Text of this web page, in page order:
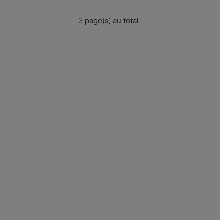
3 page(s) au total